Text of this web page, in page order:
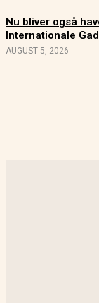
Nu bliver også
Internationale
AUGUST 5, 2026